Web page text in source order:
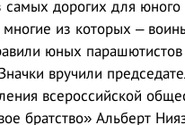
самых дорогих для юного
из которых –
юных
вручили
всероссийской
братство» Альберт